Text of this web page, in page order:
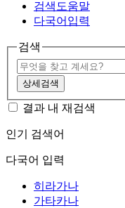
검색도움말
다국어입력
검색
상세검색
결과 내 재검색
인기 검색어
다국어 입력
히라가나
가타카나